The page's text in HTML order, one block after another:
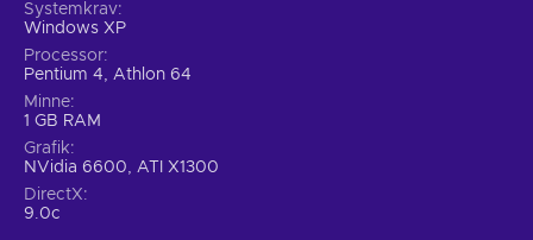
Systemkrav
Windows XP
Processor
Pentium 4, Athlon 64
Minne
1 GB RAM
Grafik
NVidia 6600, ATI X1300
DirectX
9.0c